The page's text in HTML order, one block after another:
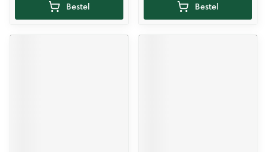
Bestel Bestel